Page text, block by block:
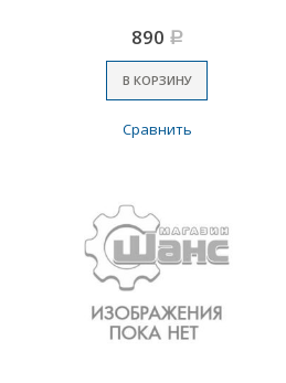
890 Р
В КОРЗИНУ
Сравнить